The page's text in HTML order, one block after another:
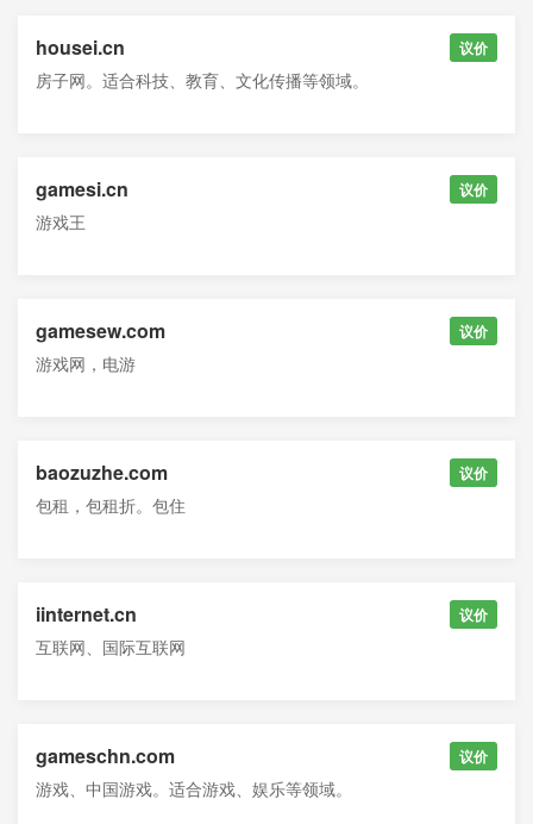
housei.cn
房子网。适合科技、教育、文化传播等领域。
议价
gamesi.cn
游戏王
议价
gamesew.com
游戏网，电游
议价
baozuzhe.com
包租，包租折。包住
议价
iinternet.cn
互联网、国际互联网
议价
gameschn.com
游戏、中国游戏。适合游戏、娱乐等领域。
议价